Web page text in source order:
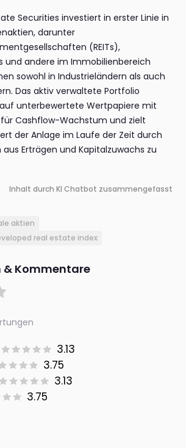
Securities investiert in erster Linie in
darunter
(REITs),
und andere im Immobilienbereich
sowohl in Industrieländern als auch
Das aktiv verwaltete Portfolio
unterbewertete Wertpapiere mit
Cashflow-Wachstum und zielt
der Anlage im Laufe der Zeit durch
Erträgen und Kapitalzuwachs zu
Inhalt durch KI Chatbot zusammengefasst
aktien
real estate index
& Kommentare
3.13
3.75
3.13
3.75